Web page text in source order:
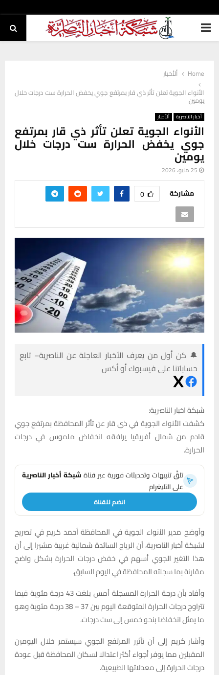
PRIMARY
Home
ألأخبار
الأنواء الجوية تعلن تأثر ذي قار بمرتفع جوي يخفض الحرارة ست درجات خلال
يومين
أخبار الناصرية ألأخبار
الأنواء الجوية تعلن تأثر ذي قار بمرتفع
جوي يخفض الحرارة ست درجات خلال
يومين
25 مايو، 2026
مشاركة 0
🔔 كن أول من يعرف الأخبار العاجلة عن الناصرية– تابع
حساباتنا على فيسبوك أو أكس
شبكة اخبار الناصرية:
كشفت الأنواء الجوية في ذي قار عن تأثر المحافظة بمرتفع جوي
قادم من شمال أفريقيا يرافقه انخفاض ملموس في درجات
الحرارة.
تلقَّ تنبيهات وتحديثات فورية عبر قناةشبكة أخبار الناصرية
على التليغرام
انضم للقناة
وأوضح مدير الأنواء الجوية في المحافظة أحمد كريم في تصريح
لشبكة أخبار الناصرية، أن الرياح السائدة شمالية غربية مشيرا إلى أن
هذا التغير الجوي أسهم في خفض درجات الحرارة بشكل واضح
مقارنة بما سجلته المحافظة في اليوم السابق.
وأفاد بأن درجة الحرارة المسجلة أمس بلغت 43 درجة مئوية فيما
تتراوح درجات الحرارة المتوقعة اليوم بين 37 – 38 درجة مئوية وهو
ما يمثل انخفاضا بنحو خمس إلى ست درجات.
وأشار كريم إلى أن تأثير المرتفع الجوي سيستمر خلال اليومين
المقبلين مما يوفر أجواء أكثر اعتدالا لسكان المحافظة قبل عودة
درجات الحرارة إلى معدلاتها الطبيعية.